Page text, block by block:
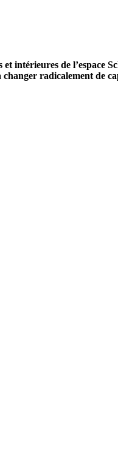
intérieures de l’espace
radicalement de